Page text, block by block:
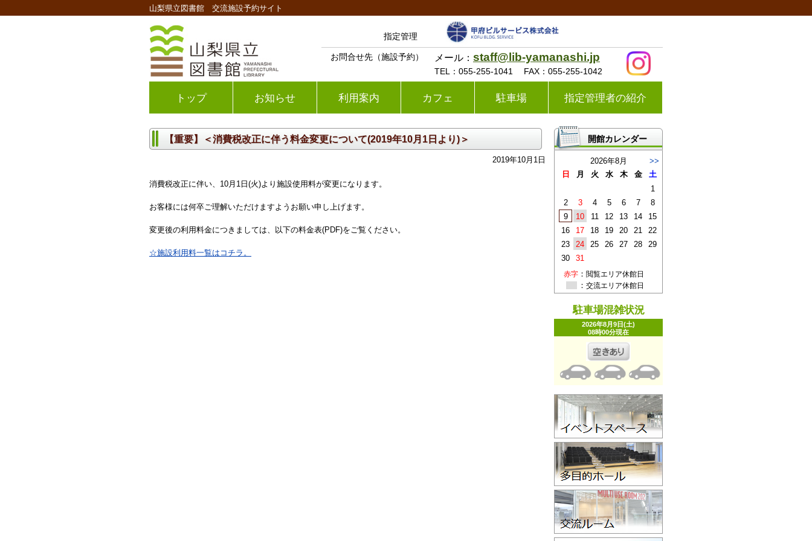
山梨県立図書館 交流施設予約サイト
指定管理
お問合せ先（施設予約） メール： staff@lib-yamanashi.jp
TEL： 055-255-1041 FAX： 055-255-1042
トップ お知らせ 利用案内 カフェ 駐車場 指定管理者の紹介
【重要】＜消費税改正に伴う料金変更について(2019年10月1日より)＞
2019年10月1日
消費税改正に伴い、10月1日(火)より施設使用料が変更になります。
お客様には何卒ご理解いただけますようお願い申し上げます。
変更後の利用料金につきましては、以下の料金表(PDF)をご覧ください。
☆施設利用料一覧はコチラ。
開館カレンダー
>>
2026年8月
日
月 火 水 木 金
土
1
2
3 4 5 6 7
8
9
10 11 12 13 14
15
16
17 18 19 20 21
22
23
24 25 26 27 28
29
30
31
赤字 ： 閲覧エリア休館日
： 交流エリア休館日
駐車場混雑状況
2026年8月9日(土)
08時00分現在